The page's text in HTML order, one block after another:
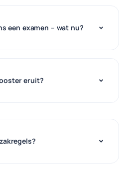
een examen – wat nu?
eruit?